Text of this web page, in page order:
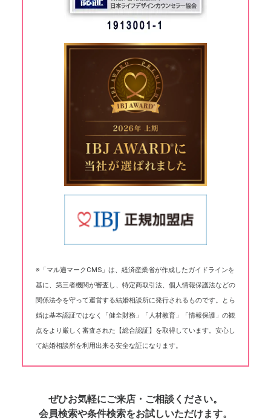
※「マル適マークCMS」は、経済産業省が作成したガイドラインを
基に、第三者機関が審査し、特定商取引法、個人情報保護法などの
関係法令を守って運営する結婚相談所に発行されるものです。とら
婚は基本認証ではなく「健全財務」「人材教育」「情報保護」の観
点をより厳しく審査された【総合認証】を取得しています。安心し
て結婚相談所を利用出来る安全な証になります。
ぜひお気軽にご来店・ご相談ください。
会員検索や条件検索をお試しいただけます。